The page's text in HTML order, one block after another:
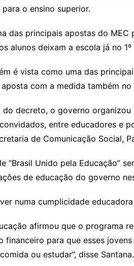
o ensino superior.
das principais apostas do
alunos deixam a escola já no
é vista como uma das
com a medida também
do decreto, o governo
entre educadores e
de Comunicação Social,
“Brasil Unido pela Educação”
de educação do governo
numa cumplicidade
afirmou que o programa
financeiro para que esses
ou estudar”, disse Santana.